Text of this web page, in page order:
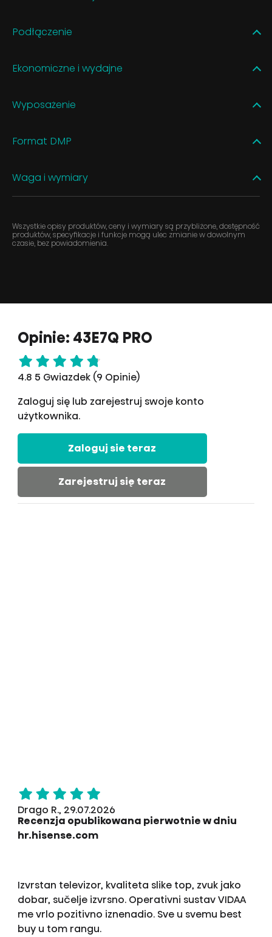
Podłączenie
Ekonomiczne i wydajne
Wyposażenie
Format DMP
Waga i wymiary
Wszystkie opisy produktów, ceny i wymiary są przybliżone, dostępność
produktów, specyfikacje i funkcje mogą ulec zmianie w dowolnym
czasie, bez powiadomienia.
Opinie: 43E7Q PRO
4.8 5 Gwiazdek (9 Opinie)
Zaloguj się lub zarejestruj swoje konto
użytkownika.
Zaloguj sie teraz
Zarejestruj się teraz
Drago R., 29.07.2026
Recenzja opublikowana pierwotnie w dniu
hr.hisense.com
Izvrstan televizor, kvaliteta slike top, zvuk jako
dobar, sučelje izvrsno. Operativni sustav VIDAA
me vrlo pozitivno iznenadio. Sve u svemu best
buy u tom rangu.